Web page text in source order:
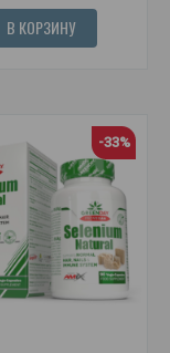
В КОРЗИНУ
-33%